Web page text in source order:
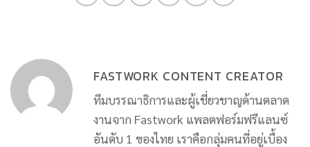
FASTWORK CONTENT CREATOR
ทีมบรรณาธิการและผู้เชี่ยวชาญด้านตลาด
งานจาก Fastwork แพลตฟอร์มฟรีแลนซ์
อันดับ 1 ของไทย เราคือกลุ่มคนที่อยู่เบื้อง